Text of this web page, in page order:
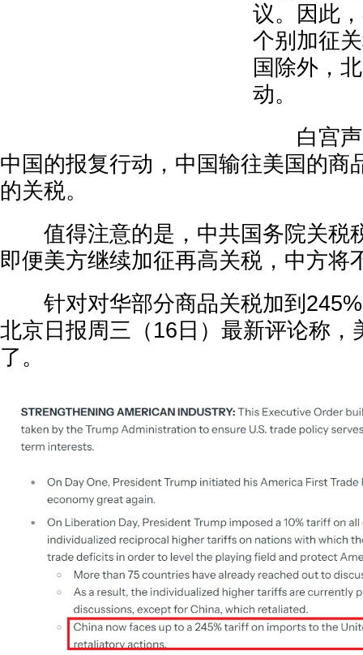
议。因此
个别加征
国除外，
动。
白宫声
中国的报复行动，中国输往美国的商
的关税。
值得注意的是，中共国务院关税
即便美方继续加征再高关税，中方将
针对对华部分商品关税加到245%
北京日报周三（16日）最新评论称，
了。